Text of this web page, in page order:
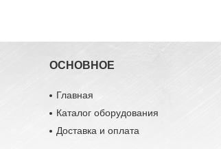
ОСНОВНОЕ
Главная
Каталог оборудования
Доставка и оплата